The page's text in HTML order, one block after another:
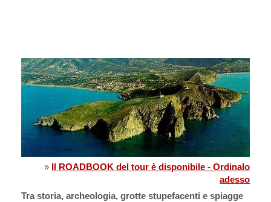
» Il ROADBOOK del tour è disponibile - Ordinalo
adesso
Tra storia, archeologia, grotte stupefacenti e spiagge